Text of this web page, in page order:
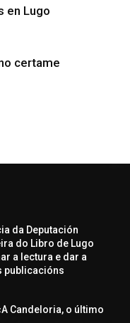
en Lugo
certame
da Deputación
do Libro de Lugo
a lectura e dar a
publicacións
Candeloria, o último